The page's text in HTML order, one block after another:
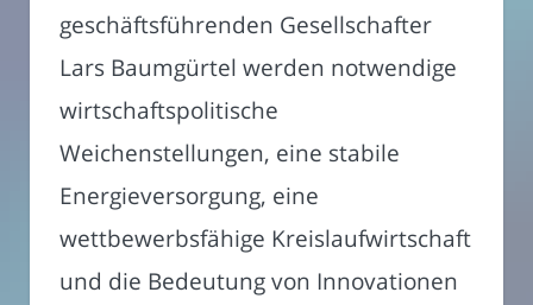
geschäftsführenden Gesellschafter
Lars Baumgürtel werden notwendige
wirtschaftspolitische
Weichenstellungen, eine stabile
Energieversorgung, eine
wettbewerbsfähige Kreislaufwirtschaft
und die Bedeutung von Innovationen